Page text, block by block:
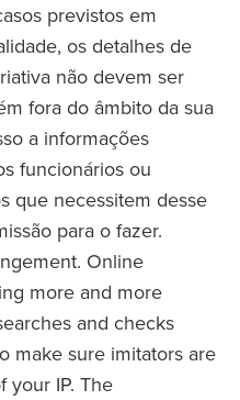
previstos em
os detalhes de
não devem ser
fora do âmbito da sua
a informações
funcionários ou
que necessitem desse
para o fazer.
Online
more and more
and checks
make sure imitators are
your IP. The